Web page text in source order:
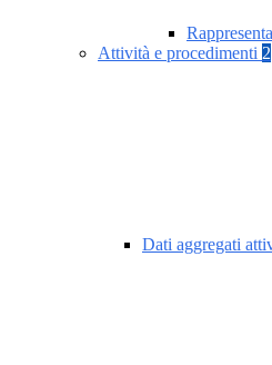
Attività e procedimenti 2
Dati aggregati